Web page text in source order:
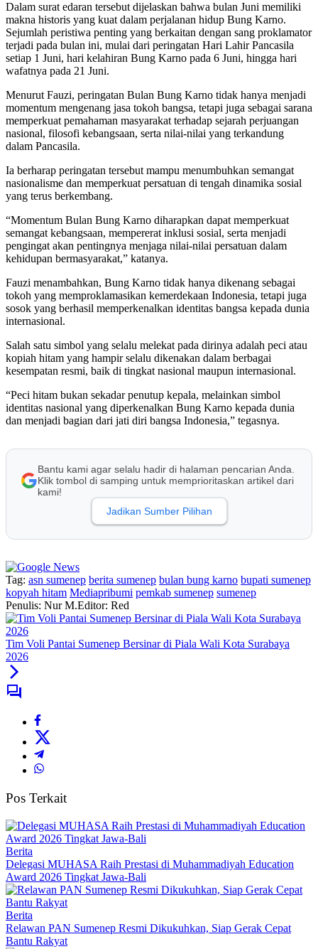
Dalam surat edaran tersebut dijelaskan bahwa bulan Juni memiliki
makna historis yang kuat dalam perjalanan hidup Bung Karno.
Sejumlah peristiwa penting yang berkaitan dengan sang proklamator
terjadi pada bulan ini, mulai dari peringatan Hari Lahir Pancasila
setiap 1 Juni, hari kelahiran Bung Karno pada 6 Juni, hingga hari
wafatnya pada 21 Juni.
Menurut Fauzi, peringatan Bulan Bung Karno tidak hanya menjadi
momentum mengenang jasa tokoh bangsa, tetapi juga sebagai sarana
memperkuat pemahaman masyarakat terhadap sejarah perjuangan
nasional, filosofi kebangsaan, serta nilai-nilai yang terkandung
dalam Pancasila.
Ia berharap peringatan tersebut mampu menumbuhkan semangat
nasionalisme dan memperkuat persatuan di tengah dinamika sosial
yang terus berkembang.
“Momentum Bulan Bung Karno diharapkan dapat memperkuat
semangat kebangsaan, mempererat inklusi sosial, serta menjadi
pengingat akan pentingnya menjaga nilai-nilai persatuan dalam
kehidupan bermasyarakat,” katanya.
Fauzi menambahkan, Bung Karno tidak hanya dikenang sebagai
tokoh yang memproklamasikan kemerdekaan Indonesia, tetapi juga
sosok yang berhasil memperkenalkan identitas bangsa kepada dunia
internasional.
Salah satu simbol yang selalu melekat pada dirinya adalah peci atau
kopiah hitam yang hampir selalu dikenakan dalam berbagai
kesempatan resmi, baik di tingkat nasional maupun internasional.
“Peci hitam bukan sekadar penutup kepala, melainkan simbol
identitas nasional yang diperkenalkan Bung Karno kepada dunia
dan menjadi bagian dari jati diri bangsa Indonesia,” tegasnya.
Bantu kami agar selalu hadir di halaman pencarian Anda.
Klik tombol di samping untuk memprioritaskan artikel dari
kami!
Jadikan Sumber Pilihan
Tag: asn sumenep berita sumenep bulan bung karno bupati sumenep
kopyah hitam Mediapribumi pemkab sumenep sumenep
Penulis: Nur M.Editor: Red
Tim Voli Pantai Sumenep Bersinar di Piala Wali Kota Surabaya
2026
Pos Terkait
Berita
Delegasi MUHASA Raih Prestasi di Muhammadiyah Education
Award 2026 Tingkat Jawa-Bali
Berita
Relawan PAN Sumenep Resmi Dikukuhkan, Siap Gerak Cepat
Bantu Rakyat